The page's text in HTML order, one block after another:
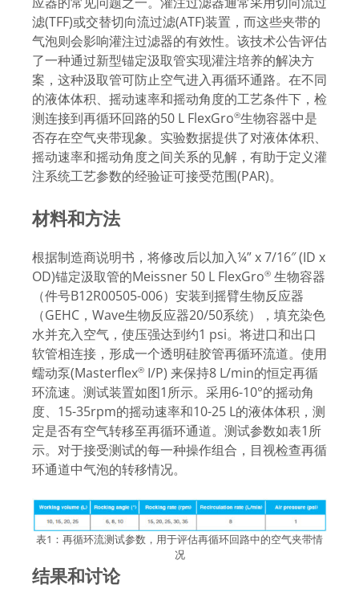
滤(TFF)或交替切向流过滤(ATF)装置，而这些夹带的
气泡则会影响灌注过滤器的有效性。该技术公告评估
了一种通过新型锚定汲取管实现灌注培养的解决方
案，这种汲取管可防止空气进入再循环通路。在不同
的液体体积、摇动速率和摇动角度的工艺条件下，检
测连接到再循环回路的50 L FlexGro®生物容器中是
否存在空气夹带现象。实验数据提供了对液体体积、
摇动速率和摇动角度之间关系的见解，有助于定义灌
注系统工艺参数的经验证可接受范围(PAR)。
材料和方法
根据制造商说明书，将修改后以加入¼” x 7/16″ (ID x
OD)锚定汲取管的Meissner 50 L FlexGro® 生物容器
（件号B12R00505-006）安装到摇臂生物反应器
（GEHC，Wave生物反应器20/50系统），填充染色
水并充入空气，使压强达到约1 psi。将进口和出口
软管相连接，形成一个透明硅胶管再循环流道。使用
蠕动泵(Masterflex® I/P) 来保持8 L/min的恒定再循
环流速。测试装置如图1所示。采用6-10°的摇动角
度、15-35rpm的摇动速率和10-25 L的液体体积，测
定是否有空气转移至再循环通道。测试参数如表1所
示。对于接受测试的每一种操作组合，目视检查再循
环通道中气泡的转移情况。
表1：再循环流测试参数，用于评估再循环回路中的空气夹带情
况
结果和讨论